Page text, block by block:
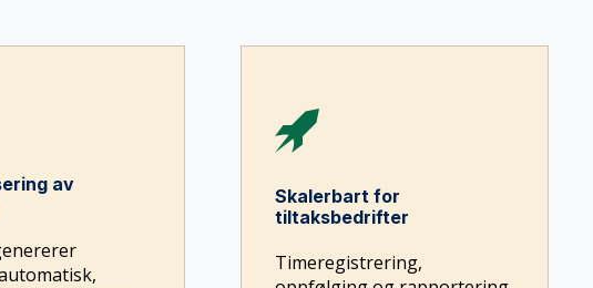
av
Skalerbart for
tiltaksbedrifter
Timeregistrering,